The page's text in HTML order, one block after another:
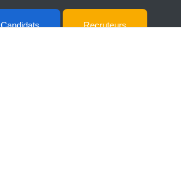
Candidats Recruteurs